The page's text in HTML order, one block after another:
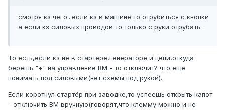
смотря кз чего...если кз в машине то отрубиться с кнопки
а если кз силовых проводов то только с руки отрубать.
То есть,если кз не в стартёре,генераторе и цепи,откуда
берёшь "+" на управление ВМ - то отключит? что ещё
понимать под силовыми(нет схемы под рукой).
Если коротнул стартёр при заводке,то успеешь открыть капот
- отключить ВМ вручную(говорят,что клемму можно и не